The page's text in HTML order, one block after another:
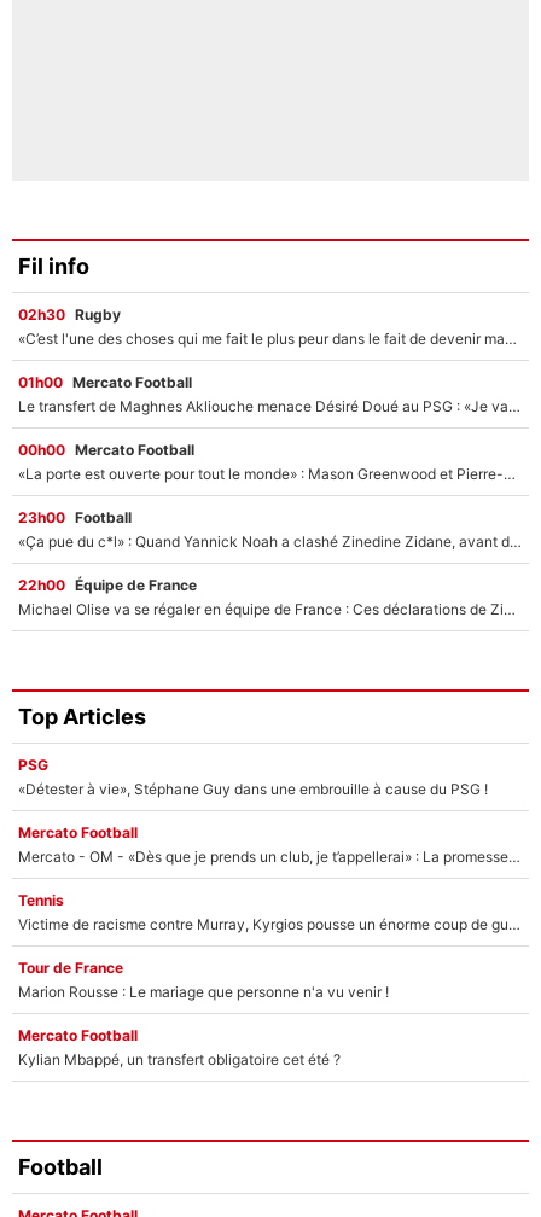
Fil info
02h30 Rugby
«C’est l'une des choses qui me fait le plus peur dans le fait de devenir maman» : En couple avec Antoine Dupont, Iris Mittenaere s'inquiète déjà pour ses futurs enfants !
01h00 Mercato Football
Le transfert de Maghnes Akliouche menace Désiré Doué au PSG : «Je valide à 200%»
00h00 Mercato Football
«La porte est ouverte pour tout le monde» : Mason Greenwood et Pierre-Emerick Aubameyang ont quitté l'OM, Amine Gouiri balance sur la suite du mercato et sur la réaction du vestiaire !
23h00 Football
«Ça pue du c*l» : Quand Yannick Noah a clashé Zinedine Zidane, avant de se faire recadrer par le nouveau sélectionneur de l'équipe de France !
22h00 Équipe de France
Michael Olise va se régaler en équipe de France : Ces déclarations de Zinedine Zidane qui prouvent qu'il va tout miser sur la star du Bayern Munich !
Top Articles
PSG
«Détester à vie», Stéphane Guy dans une embrouille à cause du PSG !
Mercato Football
Mercato - OM - «Dès que je prends un club, je t’appellerai» : La promesse de Marcelino au moment de claquer la porte
Tennis
Victime de racisme contre Murray, Kyrgios pousse un énorme coup de gueule !
Tour de France
Marion Rousse : Le mariage que personne n'a vu venir !
Mercato Football
Kylian Mbappé, un transfert obligatoire cet été ?
Football